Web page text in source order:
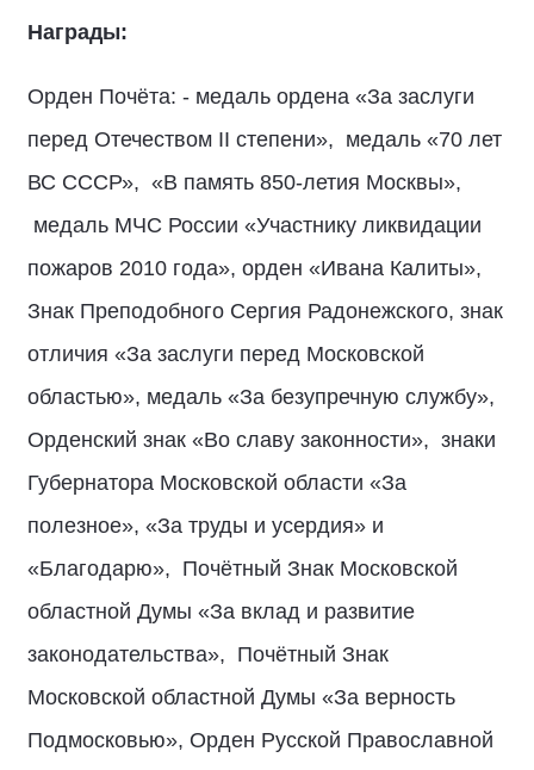
Награды:
Орден Почёта: - медаль ордена «За заслуги
перед Отечеством II степени», медаль «70 лет
ВС СССР», «В память 850-летия Москвы»,
медаль МЧС России «Участнику ликвидации
пожаров 2010 года», орден «Ивана Калиты»,
Знак Преподобного Сергия Радонежского, знак
отличия «За заслуги перед Московской
областью», медаль «За безупречную службу»,
Орденский знак «Во славу законности», знаки
Губернатора Московской области «За
полезное», «За труды и усердия» и
«Благодарю», Почётный Знак Московской
областной Думы «За вклад и развитие
законодательства», Почётный Знак
Московской областной Думы «За верность
Подмосковью», Орден Русской Православной